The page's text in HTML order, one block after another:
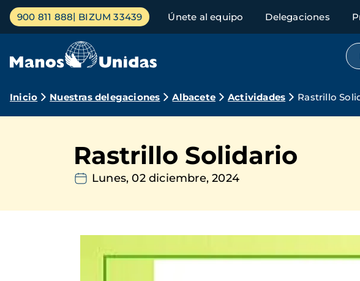
Pasar
contenido
Menú
principal
900 811 888 BIZUM 33439 Únete al equipo Delegaciones
Ruta
navegación
Inicio Nuestras delegaciones Albacete Actividades Rastrillo
Rastrillo Solidario
Lunes, 02 diciembre, 2024